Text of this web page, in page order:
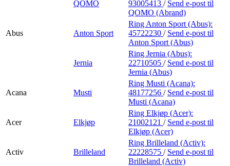
QOMO
93005413 / Send e-post til
QOMO (Abrand)
Abus Anton Sport
Ring Anton Sport (Abus):
45722230 / Send e-post til
Anton Sport (Abus)
Jernia
Ring Jernia (Abus):
22710505 / Send e-post til
Jernia (Abus)
Acana Musti
Ring Musti (Acana):
48177256 / Send e-post til
Musti (Acana)
Acer Elkjøp
Ring Elkjøp (Acer):
21002121 / Send e-post til
Elkjøp (Acer)
Activ Brilleland
Ring Brilleland (Activ):
22228575 / Send e-post til
Brilleland (Activ)